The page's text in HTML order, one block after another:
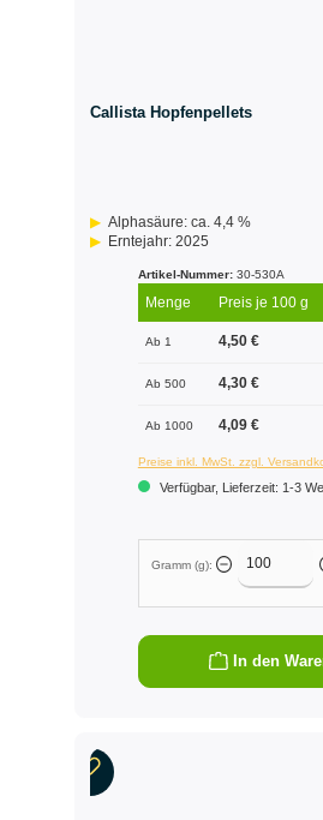
Callista Hopfenpellets
Alphasäure: ca. 4,4 %
Erntejahr: 2025
Artikel-Nummer: 30-530A
Menge Preis je 100 g
Ab 1 4,50 €
Ab 500 4,30 €
Ab 1000 4,09 €
Preise inkl. MwSt. zzgl.
Verfügbar, Lieferzeit: 1-3
Gramm (g):
In den